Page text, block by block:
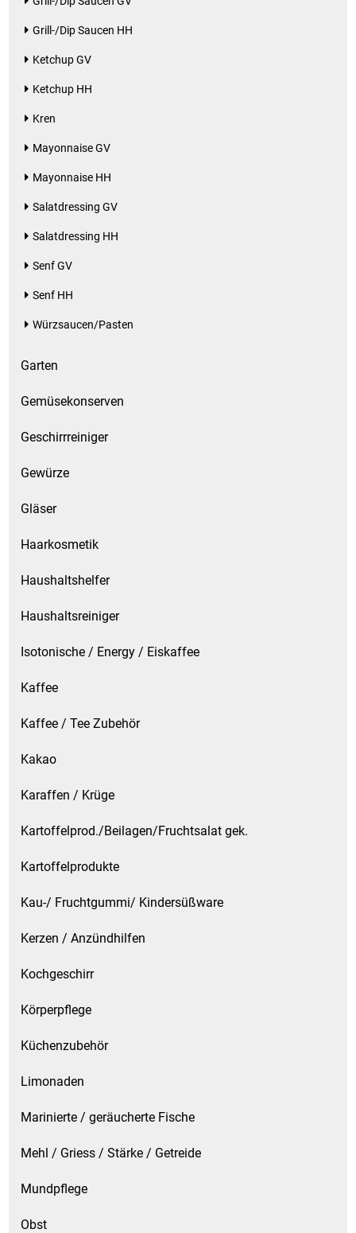
Grill-/Dip Saucen HH
Ketchup GV
Ketchup HH
Kren
Mayonnaise GV
Mayonnaise HH
Salatdressing GV
Salatdressing HH
Senf GV
Senf HH
Würzsaucen/Pasten
Garten
Gemüsekonserven
Geschirrreiniger
Gewürze
Gläser
Haarkosmetik
Haushaltshelfer
Haushaltsreiniger
Isotonische / Energy / Eiskaffee
Kaffee
Kaffee / Tee Zubehör
Kakao
Karaffen / Krüge
Kartoffelprod./Beilagen/Fruchtsalat gek.
Kartoffelprodukte
Kau-/ Fruchtgummi/ Kindersüßware
Kerzen / Anzündhilfen
Kochgeschirr
Körperpflege
Küchenzubehör
Limonaden
Marinierte / geräucherte Fische
Mehl / Griess / Stärke / Getreide
Mundpflege
Obst